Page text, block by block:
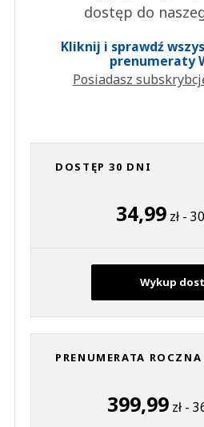
dostęp do
Kliknij i sprawdź
prenumeraty
Posiadasz
DOSTĘP 30 DNI
34,99 zł -
Wykup
PRENUMERATA
399,99zł -